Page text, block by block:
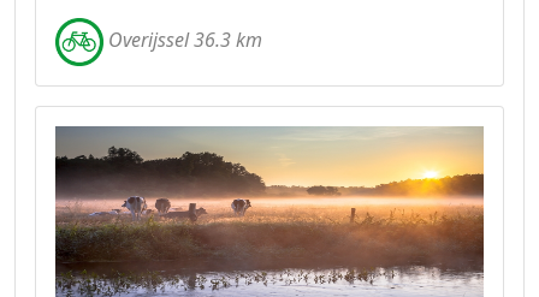
Overijssel 36.3 km